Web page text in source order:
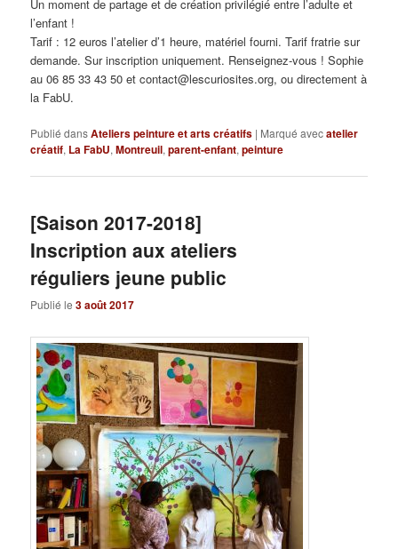
Un moment de partage et de création privilégié entre l’adulte et
l’enfant !
Tarif : 12 euros l’atelier d’1 heure, matériel fourni. Tarif fratrie sur
demande. Sur inscription uniquement. Renseignez-vous ! Sophie
au 06 85 33 43 50 et contact@lescuriosites.org, ou directement à
la FabU.
Publié dansAteliers peinture et arts créatifs | Marqué avecatelier
créatif, La FabU,Montreuil,parent-enfant,peinture
[Saison 2017-2018]
Inscription aux ateliers
réguliers jeune public
Publié le3 août 2017